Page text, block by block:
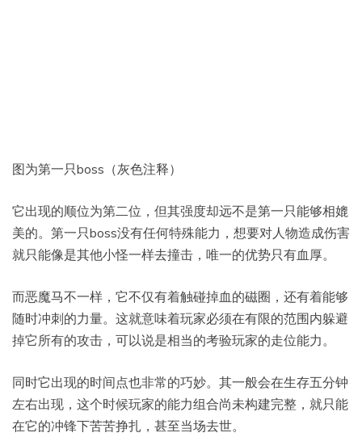
图为第一只boss（灰色注释）
它出现的顺位为第二位，但其强度却远不是第一只能够相媲
美的。第一只boss没有任何特殊能力，想要对人物造成伤害
就只能像是其他小怪一样去撞击，唯一的优势只有血厚。
而恶魔马不一样，它不仅有着触碰掉血的磁圈，还有着能够
随时冲刺的力量。这就意味着玩家必须在有限的范围内躲避
掉它所有的攻击，可以说是相当的考验玩家的走位能力。
同时它出现的时间点也非常的巧妙。其一般会在生存五分钟
左右出现，这个时候玩家的能力组合尚未构建完整，就只能
在它的冲锋下苦苦挣扎，甚至当场去世。